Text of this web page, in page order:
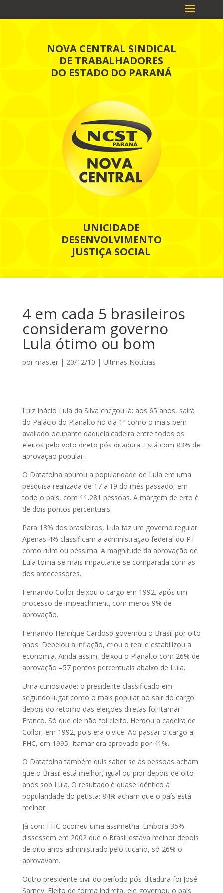
NOVA CENTRAL SINDICAL
DE TRABALHADORES
DO ESTADO DO PARANÁ
UNICIDADE
DESENVOLVIMENTO
JUSTIÇA SOCIAL
4 em cada 5 brasileiros
consideram governo
Lula ótimo ou bom
por master| 20/12/10 | Ultimas Notícias
Luiz Inácio Lula da Silva chegou lá: aos 65 anos, sairá
do Palácio do Planalto no dia 1º como o mais bem
avaliado ocupante daquela cadeira entre todos os
eleitos pelo voto direto pós-ditadura. Está com 83% de
aprovação popular.
O Datafolha apurou a popularidade de Lula em uma
pesquisa realizada de 17 a 19 do mês passado, em
todo o país, com 11.281 pessoas. A margem de erro é
de dois pontos percentuais.
Para 13% dos brasileiros, Lula faz um governo regular.
Apenas 4% classificam a administração federal do PT
como ruim ou péssima. A magnitude da aprovação de
Lula torna-se mais impactante se comparada com as
dos antecessores.
Fernando Collor deixou o cargo em 1992, após um
processo de impeachment, com meros 9% de
aprovação.
Fernando Henrique Cardoso governou o Brasil por oito
anos. Debelou a inflação, criou o real e estabilizou a
economia. Ainda assim, deixou o Planalto com 26% de
aprovação –57 pontos percentuais abaixo de Lula.
Uma curiosidade: o presidente classificado em
segundo lugar como o mais popular ao sair do cargo
depois do retorno das eleições diretas foi Itamar
Franco. Só que ele não foi eleito. Herdou a cadeira de
Collor, em 1992, pois era o vice. Ao passar o cargo a
FHC, em 1995, Itamar era aprovado por 41%.
O Datafolha também quis saber se as pessoas acham
que o Brasil está melhor, igual ou pior depois de oito
anos sob Lula. O resultado é quase idêntico à
popularidade do petista: 84% acham que o país está
melhor.
Já com FHC ocorreu uma assimetria. Embora 35%
dissessem em 2002 que o Brasil estava melhor depois
de oito anos administrado pelo tucano, só 26% o
aprovavam.
Outro presidente civil do período pós-ditadura foi José
Sarney. Eleito de forma indireta, ele governou o país